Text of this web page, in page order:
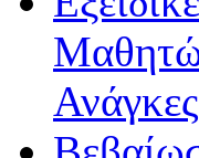
Ανάγκες